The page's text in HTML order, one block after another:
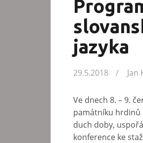
jazyka
29.5.2018 Jan
Ve dnech 8. – 9.
památníku hrdinů
duch doby,
konference ke